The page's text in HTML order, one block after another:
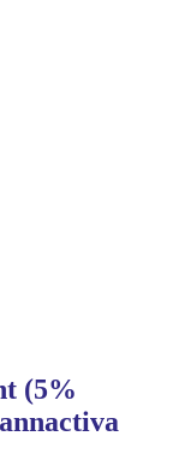
(5%